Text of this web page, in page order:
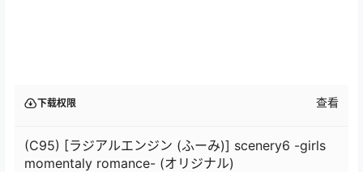
下载权限 查看
(C95) [ラジアルエンジン (ふーみ)] scenery6 -girls
momentaly romance- (オリジナル)